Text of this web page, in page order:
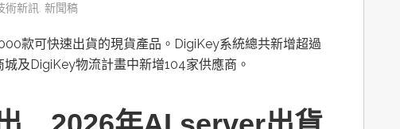
術新訊 新聞稿
款可快速出貨的現貨產品。DigiKey系統總共新增超過
及DigiKey物流計畫中新增104家供應商。